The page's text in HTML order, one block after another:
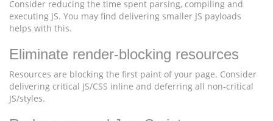
Consider reducing the time spent parsing, compiling and
executing JS. You may find delivering smaller JS payloads
helps with this.
Eliminate render-blocking resources
Resources are blocking the first paint of your page. Consider
delivering critical JS/CSS inline and deferring all non-critical
JS/styles.